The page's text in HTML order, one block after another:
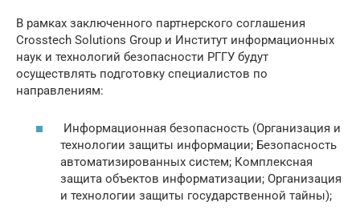
В рамках заключенного партнерского соглашения
Crosstech Solutions Group и Институт информационных
наук и технологий безопасности РГГУ будут
осуществлять подготовку специалистов по
направлениям:
Информационная безопасность (Организация и
технологии защиты информации; Безопасность
автоматизированных систем; Комплексная
защита объектов информатизации; Организация
и технологии защиты государственной тайны);